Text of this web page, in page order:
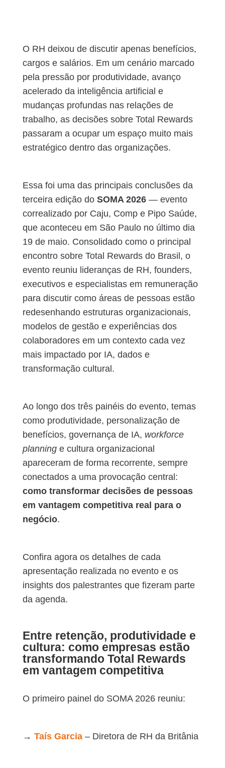
O RH deixou de discutir apenas benefícios,
cargos e salários. Em um cenário marcado
pela pressão por produtividade, avanço
acelerado da inteligência artificial e
mudanças profundas nas relações de
trabalho, as decisões sobre Total Rewards
passaram a ocupar um espaço muito mais
estratégico dentro das organizações.
Essa foi uma das principais conclusões da
terceira edição do SOMA 2026— evento
correalizado por Caju, Comp e Pipo Saúde,
que aconteceu em São Paulo no último dia
19 de maio. Consolidado como o principal
encontro sobre Total Rewards do Brasil, o
evento reuniu lideranças de RH, founders,
executivos e especialistas em remuneração
para discutir como áreas de pessoas estão
redesenhando estruturas organizacionais,
modelos de gestão e experiências dos
colaboradores em um contexto cada vez
mais impactado por IA, dados e
transformação cultural.
Ao longo dos três painéis do evento, temas
como produtividade, personalização de
benefícios, governança de IA, workforce
planninge cultura organizacional
apareceram de forma recorrente, sempre
conectados a uma provocação central:
como transformar decisões de pessoas
em vantagem competitiva real para o
negócio.
Confira agora os detalhes de cada
apresentação realizada no evento e os
insights dos palestrantes que fizeram parte
da agenda.
Entre retenção, produtividade e
cultura: como empresas estão
transformando Total Rewards
em vantagem competitiva
O primeiro painel do SOMA 2026 reuniu:
→ Taís Garcia– Diretora de RH da Britânia